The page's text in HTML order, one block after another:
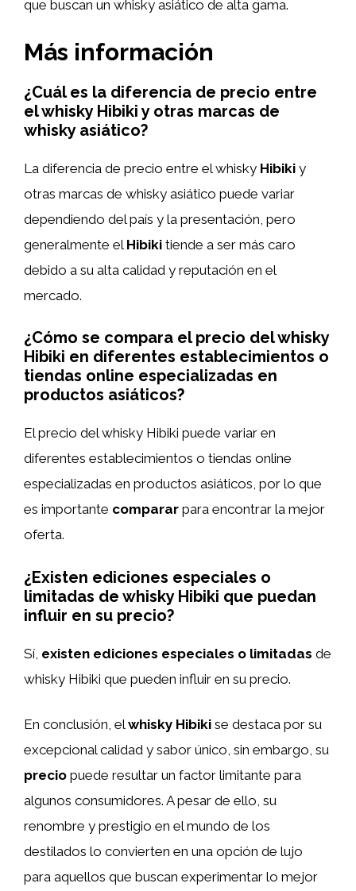
que buscan un whisky asiático de alta gama.
Más información
¿Cuál es la diferencia de precio entre
el whisky Hibiki y otras marcas de
whisky asiático?
La diferencia de precio entre el whisky Hibiki y
otras marcas de whisky asiático puede variar
dependiendo del país y la presentación, pero
generalmente el Hibiki tiende a ser más caro
debido a su alta calidad y reputación en el
mercado.
¿Cómo se compara el precio del whisky
Hibiki en diferentes establecimientos o
tiendas online especializadas en
productos asiáticos?
El precio del whisky Hibiki puede variar en
diferentes establecimientos o tiendas online
especializadas en productos asiáticos, por lo que
es importante comparar para encontrar la mejor
oferta.
¿Existen ediciones especiales o
limitadas de whisky Hibiki que puedan
influir en su precio?
Sí, existen ediciones especiales o limitadas de
whisky Hibiki que pueden influir en su precio.
En conclusión, elwhisky Hibiki se destaca por su
excepcional calidad y sabor único, sin embargo, su
precio puede resultar un factor limitante para
algunos consumidores. A pesar de ello, su
renombre y prestigio en el mundo de los
destilados lo convierten en una opción de lujo
para aquellos que buscan experimentar lo mejor